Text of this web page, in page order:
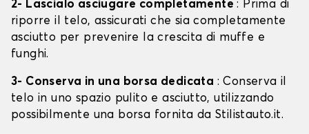
2- Lascialo asciugare completamente: Prima di
riporre il telo, assicurati che sia completamente
asciutto per prevenire la crescita di muffe e
funghi.
3- Conserva in una borsa dedicata : Conserva il
telo in uno spazio pulito e asciutto, utilizzando
possibilmente una borsa fornita da Stilistauto.it.